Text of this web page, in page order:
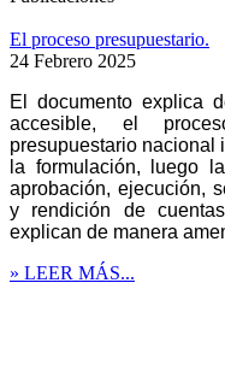
El proceso presupuestario.
24 Febrero 2025
El documento explica
accesible, el
presupuestario nacional
la formulación, luego
aprobación, ejecución,
y rendición de
explican de manera
» LEER MÁS...